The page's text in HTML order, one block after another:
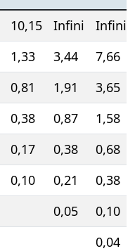
10,15 Infini
Infini
1,33 3,44
7,66
0,81 1,91
3,65
0,38 0,87
1,58
0,17 0,38
0,68
0,10 0,21
0,38
0,05
0,10
0,04